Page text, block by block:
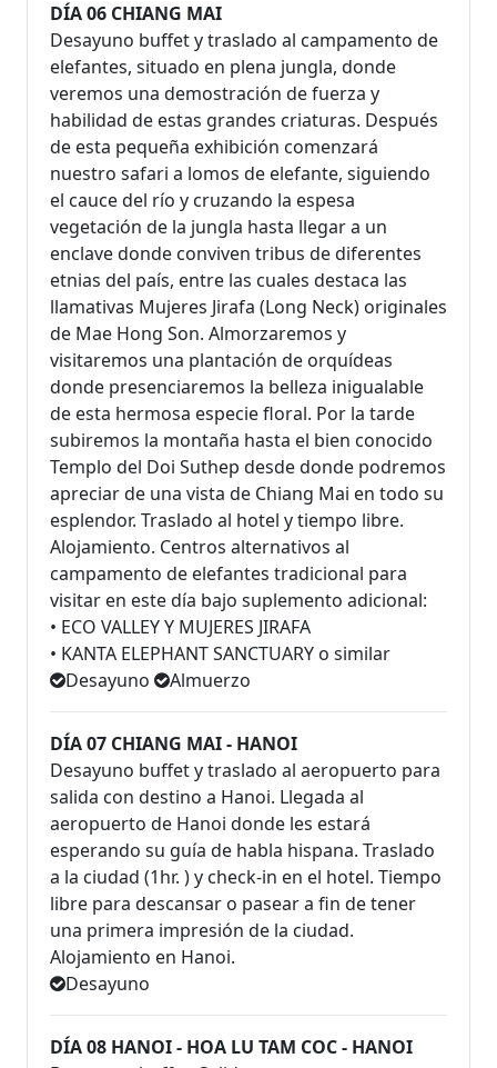
DÍA 06 CHIANG MAI
Desayuno buffet y traslado al campamento de
elefantes, situado en plena jungla, donde
veremos una demostración de fuerza y
habilidad de estas grandes criaturas. Después
de esta pequeña exhibición comenzará
nuestro safari a lomos de elefante, siguiendo
el cauce del río y cruzando la espesa
vegetación de la jungla hasta llegar a un
enclave donde conviven tribus de diferentes
etnias del país, entre las cuales destaca las
llamativas Mujeres Jirafa (Long Neck) originales
de Mae Hong Son. Almorzaremos y
visitaremos una plantación de orquídeas
donde presenciaremos la belleza inigualable
de esta hermosa especie floral. Por la tarde
subiremos la montaña hasta el bien conocido
Templo del Doi Suthep desde donde podremos
apreciar de una vista de Chiang Mai en todo su
esplendor. Traslado al hotel y tiempo libre.
Alojamiento. Centros alternativos al
campamento de elefantes tradicional para
visitar en este día bajo suplemento adicional:
• ECO VALLEY Y MUJERES JIRAFA
• KANTA ELEPHANT SANCTUARY o similar
Desayuno
Almuerzo
DÍA 07 CHIANG MAI - HANOI
Desayuno buffet y traslado al aeropuerto para
salida con destino a Hanoi. Llegada al
aeropuerto de Hanoi donde les estará
esperando su guía de habla hispana. Traslado
a la ciudad (1hr. ) y check-in en el hotel. Tiempo
libre para descansar o pasear a fin de tener
una primera impresión de la ciudad.
Alojamiento en Hanoi.
Desayuno
DÍA 08 HANOI - HOA LU TAM COC - HANOI